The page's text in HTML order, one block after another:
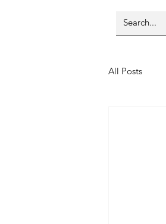
All Posts